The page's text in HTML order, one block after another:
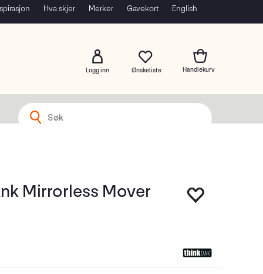
Hva skjer Merker Gavekort English
Logg inn
Mirrorless Mover